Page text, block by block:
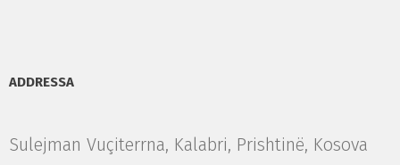
ADDRESSA
Sulejman Vuçiterrna, Kalabri, Prishtinë, Kosova